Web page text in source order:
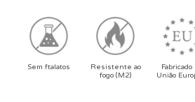
Sem ftalatos
Resistente ao
fogo (M2)
Fabricado
União